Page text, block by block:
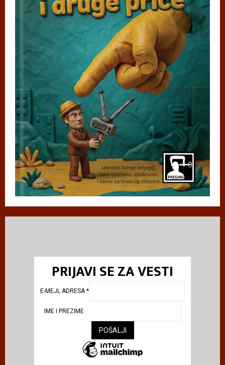
PRIJAVI SE ZA VESTI
E-MEJL ADRESA*
IME I PREZIME